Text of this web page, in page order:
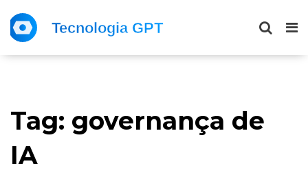
Tag: governança de
IA